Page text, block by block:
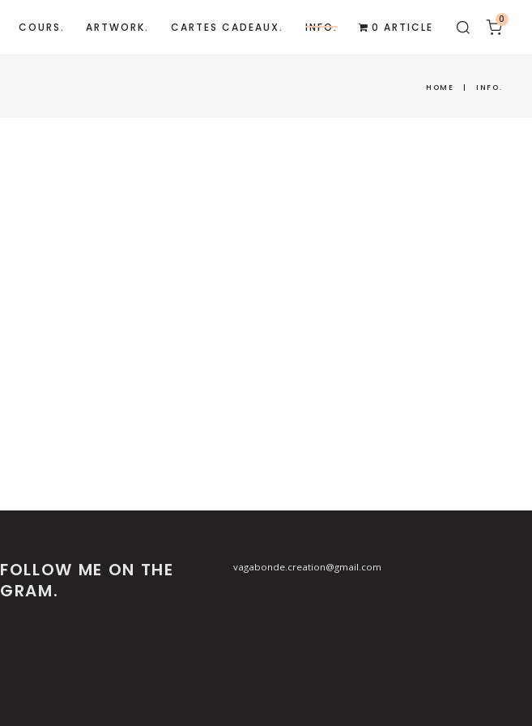
COURS. ARTWORK. CARTES CADEAUX. INFO. 0 ARTICLE
0
HOME | INFO.
FOLLOW ME ON THE
GRAM.
vagabonde.creation@gmail.com